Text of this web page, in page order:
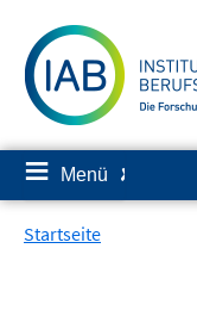
zum
Inhalt
≡ Menü ✘
Startseite